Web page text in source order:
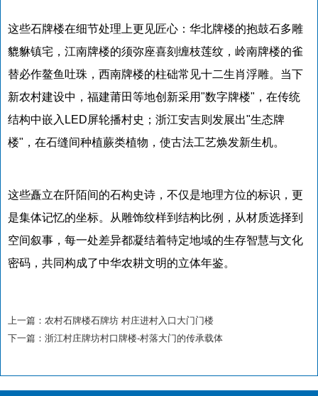
这些石牌楼在细节处理上更见匠心：华北牌楼的抱鼓石多雕
貔貅镇宅，江南牌楼的须弥座喜刻缠枝莲纹，岭南牌楼的雀
替必作鳌鱼吐珠，西南牌楼的柱础常见十二生肖浮雕。当下
新农村建设中，福建莆田等地创新采用"数字牌楼"，在传统
结构中嵌入LED屏轮播村史；浙江安吉则发展出"生态牌
楼"，在石缝间种植蕨类植物，使古法工艺焕发新生机。
这些矗立在阡陌间的石构史诗，不仅是地理方位的标识，更
是集体记忆的坐标。从雕饰纹样到结构比例，从材质选择到
空间叙事，每一处差异都凝结着特定地域的生存智慧与文化
密码，共同构成了中华农耕文明的立体年鉴。
上一篇： 农村石牌楼石牌坊 村庄进村入口大门门楼
下一篇： 浙江村庄牌坊村口牌楼-村落大门的传承载体